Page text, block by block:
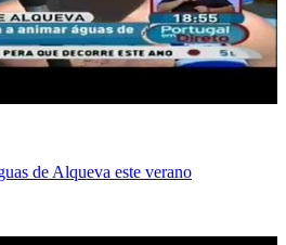
de Alqueva este verano